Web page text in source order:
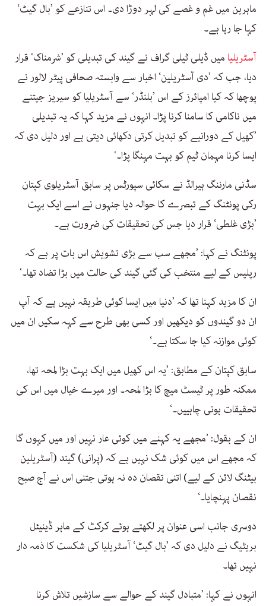
ماہرین میں غم و غصے کی لہر دوڑا دی۔ اس تنازعے کو ’بال گیٹ‘
کہا جا رہا ہے۔
آسٹریلیا میں ڈیلی ٹیلی گراف نے گیند کی تبدیلی کو ’شرمناک‘ قرار
دیا، جب کہ ’دی آسٹریلین‘ اخبار سے وابستہ صحافی پیٹر لالور نے
پوچھا کہ کیا امپائرز کے اس ’بلنڈر‘ سے آسٹریلیا کو سیریز جیتنے
میں ناکامی کا سامنا کرنا پڑا۔ انہوں نے مزید کہا کہ یہ تبدیلی
’کھیل کے دورانیے کو تبدیل کرتی دکھائی دیتی ہے اور دلیل دی کہ
ایسا کرنا مہمان ٹیم کو بہت مہنگا پڑا۔‘
سڈنی مارننگ ہیرالڈ نے سکائی سپورٹس پر سابق آسٹریلوی کپتان
رکی پونٹنگ کے تبصرے کا حوالہ دیا جنہوں نے اسے ایک بہت
’بڑی غلطی‘ قرار دیا جس کی تحقیقات کی ضرورت ہے۔
پونٹنگ نے کہا: ’مجھے سب سے بڑی تشویش اس بات پر ہے کہ
رپلیس کے لیے منتخب کی گئی گیند کی حالت میں بڑا تضاد تھا۔‘
ان کا مزید کہنا تھا کہ ’دنیا میں ایسا کوئی طریقہ نہیں ہے کہ آپ
ان دو گیندوں کو دیکھیں اور کسی بھی طرح سے کہہ سکیں ان میں
کوئی موازنہ کیا جا سکتا ہے۔‘
سابق کپتان کے مطابق: ’یہ اس کھیل میں ایک بہت بڑا لمحہ تھا،
ممکنہ طور پر ٹیسٹ میچ کا بڑا لمحہ۔ اور میرے خیال میں اس کی
تحقیقات ہونی چاہییں۔‘
ان کے بقول: ’مجھے یہ کہنے میں کوئی عار نہیں اور میں کہوں گا
کہ مجھے اس میں کوئی شک نہیں ہے کہ (پرانی) گیند (آسٹریلین
بیٹنگ لائن کے لیے) اتنی تقصان دہ نہ ہوتی جتنی اس نے آج صبح
نقصان پہنچایا۔‘
دوسری جانب اسی عنوان پر لکھتے ہوئے کرکٹ کے ماہر ڈینیئل
بریٹیگ نے دلیل دی کہ ’بال گیٹ‘ آسٹریلیا کی شکست کا ذمہ دار
نہیں تھا۔
انہوں نے کہا: ’متبادل گیند کے حوالے سے سازشیں تلاش کرنا